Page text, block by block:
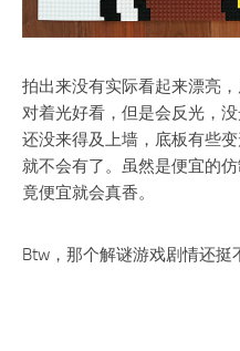
拍出来没有实际看起来漂亮
对着光好看，但是会反光，
还没来得及上墙，底板有些
就不会有了。虽然是便宜的
竟便宜就会真香。
Btw，那个解谜游戏剧情还挺